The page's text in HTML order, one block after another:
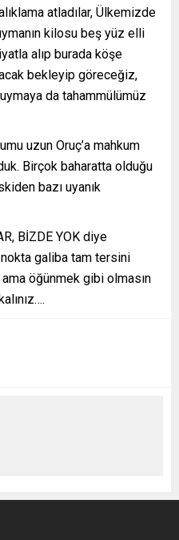
atladılar, Ülkemizde
kilosu beş yüz elli
alıp burada köşe
bekleyip göreceğiz,
da tahammülümüz
uzun Oruç’a mahkum
Birçok baharatta olduğu
bazı uyanık
BİZDE YOK diye
nokta galiba tam tersini
öğünmek gibi olmasın